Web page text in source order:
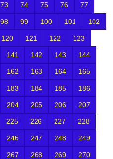
73 74 75 76 77
98 99 100 101 102
120 121 122 123
141 142 143 144
162 163 164 165
183 184 185 186
204 205 206 207
225 226 227 228
246 247 248 249
267 268 269 270